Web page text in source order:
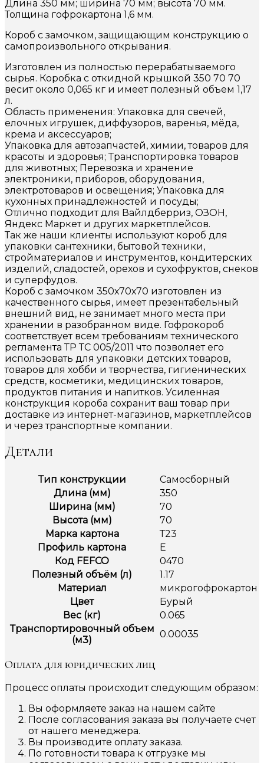
Длина 350 мм; ширина 70 мм; высота 70 мм.
Толщина гофрокартона 1,6 мм.
Короб с замочком, защищающим конструкцию о
самопроизвольного открывания.
Изготовлен из полностью перерабатываемого
сырья. Коробка с откидной крышкой 350 70 70
весит около 0,065 кг и имеет полезный объем 1,17
л.
Область применения: Упаковка для свечей,
елочных игрушек, диффузоров, варенья, мёда,
крема и аксессуаров;
Упаковка для автозапчастей, химии, товаров для
красоты и здоровья; Транспортировка товаров
для животных; Перевозка и хранение
электроники, приборов, оборудования,
электротоваров и освещения; Упаковка для
кухонных принадлежностей и посуды;
Отлично подходит для Вайлдберриз, ОЗОН,
Яндекс Маркет и других маркетплейсов.
Так же наши клиенты используют короб для
упаковки сантехники, бытовой техники,
стройматериалов и инструментов, кондитерских
изделий, сладостей, орехов и сухофруктов, снеков
и суперфудов.
Короб с замочком 350х70х70 изготовлен из
качественного сырья, имеет презентабельный
внешний вид, не занимает много места при
хранении в разобранном виде. Гофрокороб
соответствует всем требованиям технического
регламента ТР ТС 005/2011 что позволяет его
использовать для упаковки детских товаров,
товаров для хобби и творчества, гигиенических
средств, косметики, медицинских товаров,
продуктов питания и напитков. Усиленная
конструкция короба сохранит ваш товар при
доставке из интернет-магазинов, маркетплейсов
и через транспортные компании.
Детали
Тип конструкции
Самосборный
Длина (мм)
350
Ширина (мм)
70
Высота (мм)
70
Марка картона
Т23
Профиль картона
Е
Код FEFCO
0470
Полезный объём (л)
1.17
Материал
микрогофрокартон
Цвет
Бурый
Вес (кг)
0.065
Транспортировочный объем
(м3)
0.00035
Оплата для юридических лиц
Процесс оплаты происходит следующим образом:
Вы оформляете заказ на нашем сайте
После согласования заказа вы получаете счет
от нашего менеджера.
Вы производите оплату заказа.
По готовности товара к отгрузке мы